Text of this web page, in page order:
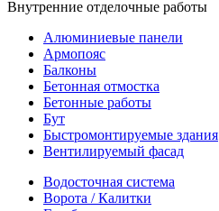
Внутренние отделочные работы
Алюминиевые панели
Армопояс
Балконы
Бетонная отмостка
Бетонные работы
Бут
Быстромонтируемые здания
Вентилируемый фасад
Водосточная система
Ворота / Калитки